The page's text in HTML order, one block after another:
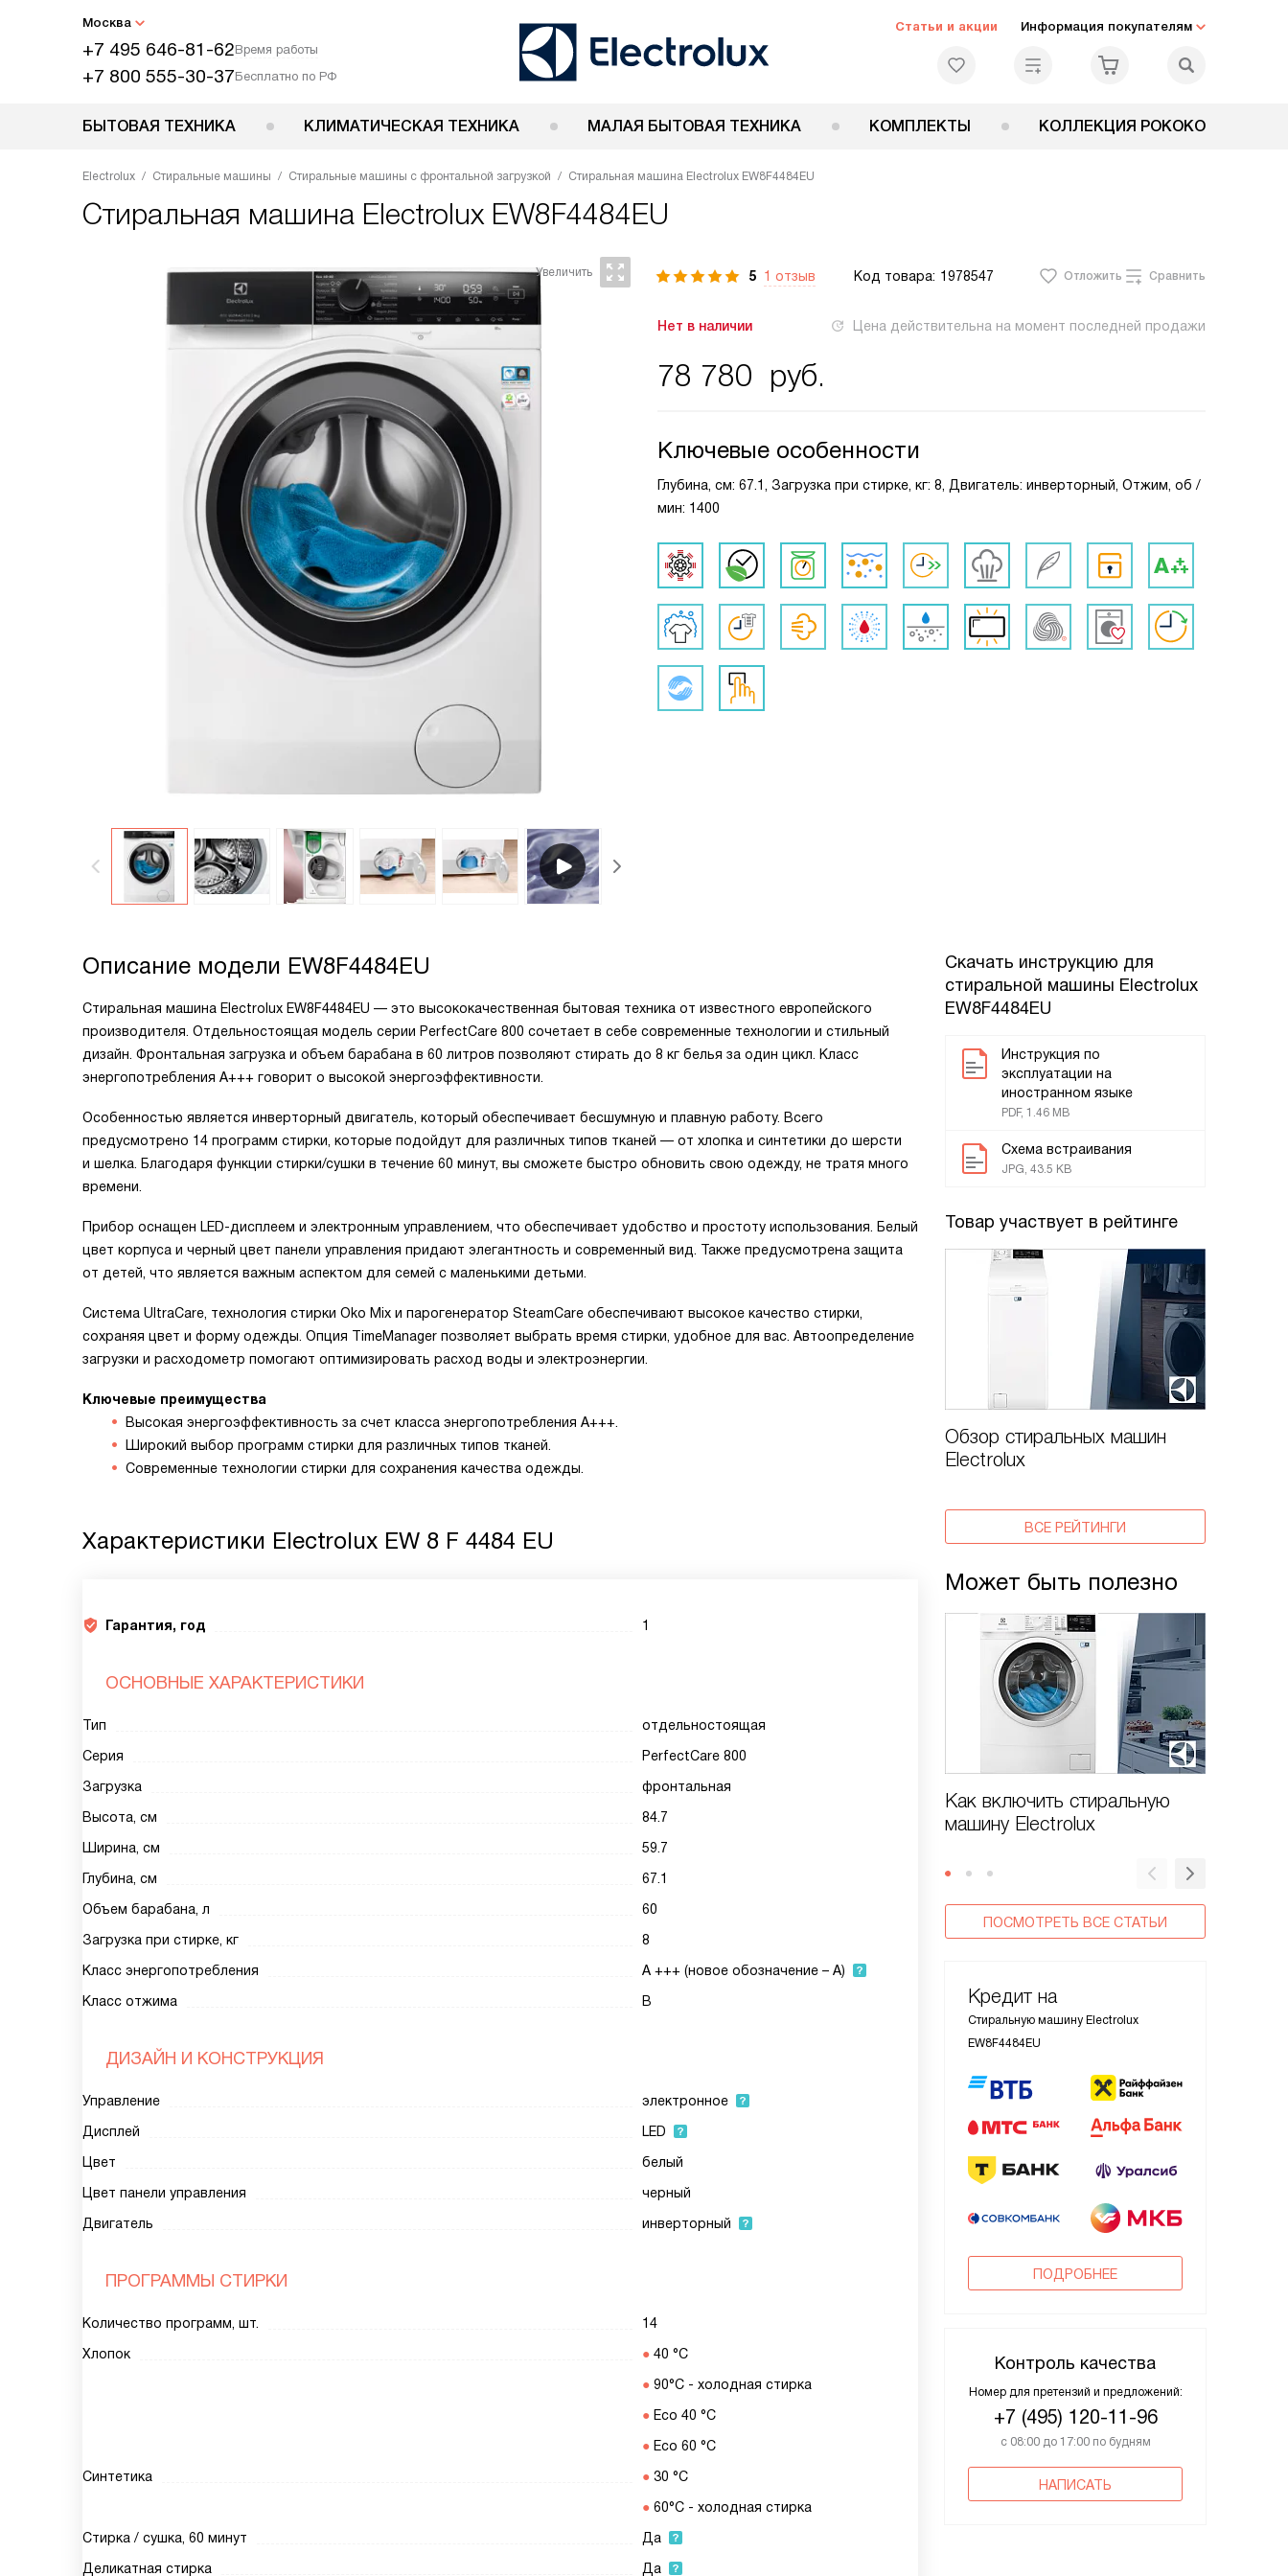
Москва
+7 495 646-81-62Время работы
+7 800 555-30-37Бесплатно по РФ
Статьи и акции Информация покупателям
БЫТОВАЯ ТЕХНИКА КЛИМАТИЧЕСКАЯ ТЕХНИКА МАЛАЯ БЫТОВАЯ ТЕХНИКА КОМПЛЕКТЫ КОЛЛЕКЦИЯ РОКОКО
Electrolux Стиральные машины Стиральные машины с фронтальной загрузкой Стиральная машина Electrolux EW8F4484EU
Стиральная машина Electrolux EW8F4484EU
5 1 отзыв Код товара: 1978547 Отложить Сравнить
Нет в наличии Цена действительна на момент последней продажи
78 780 руб.
Ключевые особенности
Глубина, см: 67.1, Загрузка при стирке, кг: 8, Двигатель: инверторный, Отжим, об /
мин: 1400
Скачать инструкцию для
стиральной машины Electrolux
EW8F4484EU
Инструкция по
эксплуатации на
иностранном языке
PDF, 1.46 MB
Схема встраивания
JPG, 43.5 KB
Товар участвует в рейтинге
Обзор стиральных машин
Electrolux
ВСЕ РЕЙТИНГИ
Может быть полезно
Как включить стиральную
машину Electrolux
ПОСМОТРЕТЬ ВСЕ СТАТЬИ
Кредит на
Стиральную машину Electrolux
EW8F4484EU
ПОДРОБНЕЕ
Контроль качества
Номер для претензий и предложений:
+7 (495) 120-11-96
с 08:00 до 17:00 по будням
НАПИСАТЬ
Описание модели EW8F4484EU
Стиральная машина Electrolux EW8F4484EU — это высококачественная бытовая техника от известного европейского
производителя. Отдельностоящая модель серии PerfectCare 800 сочетает в себе современные технологии и стильный
дизайн. Фронтальная загрузка и объем барабана в 60 литров позволяют стирать до 8 кг белья за один цикл. Класс
энергопотребления A+++ говорит о высокой энергоэффективности.
Особенностью является инверторный двигатель, который обеспечивает бесшумную и плавную работу. Всего
предусмотрено 14 программ стирки, которые подойдут для различных типов тканей — от хлопка и синтетики до шерсти
и шелка. Благодаря функции стирки/сушки в течение 60 минут, вы сможете быстро обновить свою одежду, не тратя много
времени.
Прибор оснащен LED-дисплеем и электронным управлением, что обеспечивает удобство и простоту использования. Белый
цвет корпуса и черный цвет панели управления придают элегантность и современный вид. Также предусмотрена защита
от детей, что является важным аспектом для семей с маленькими детьми.
Система UltraCare, технология стирки Oko Mix и парогенератор SteamCare обеспечивают высокое качество стирки,
сохраняя цвет и форму одежды. Опция TimeManager позволяет выбрать время стирки, удобное для вас. Автоопределение
загрузки и расходометр помогают оптимизировать расход воды и электроэнергии.
Ключевые преимущества
Высокая энергоэффективность за счет класса энергопотребления A+++.
Широкий выбор программ стирки для различных типов тканей.
Современные технологии стирки для сохранения качества одежды.
Характеристики Electrolux EW 8 F 4484 EU
Гарантия, год 1
ОСНОВНЫЕ ХАРАКТЕРИСТИКИ
Тип
отдельностоящая
Серия
PerfectCare 800
Загрузка
фронтальная
Высота, см
84.7
Ширина, см
59.7
Глубина, см
67.1
Объем барабана, л
60
Загрузка при стирке, кг
8
Класс энергопотребления
A +++ (новое обозначение – A)
Класс отжима
B
ДИЗАЙН И КОНСТРУКЦИЯ
Управление
электронное
Дисплей
LED
Цвет
белый
Цвет панели управления
черный
Двигатель
инверторный
ПРОГРАММЫ СТИРКИ
Количество программ, шт.
14
Хлопок
40 °С
90°C - холодная стирка
Eco 40 °С
Eco 60 °С
Синтетика
30 °С
60°C - холодная стирка
Стирка / сушка, 60 минут
Да
Деликатная стирка
Да